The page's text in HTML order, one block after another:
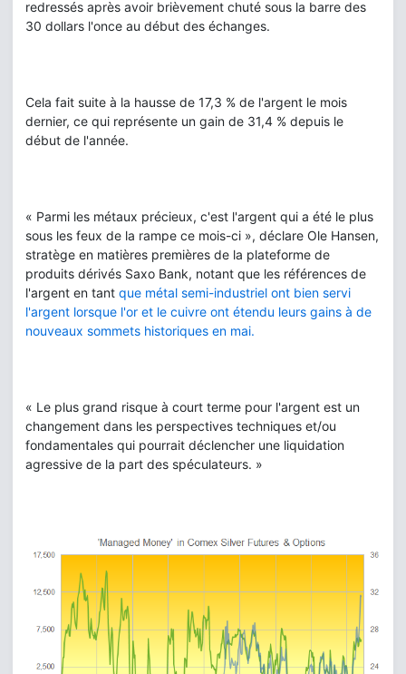
redressés après avoir brièvement chuté sous la barre des
30 dollars l'once au début des échanges.
Cela fait suite à la hausse de 17,3 % de l'argent le mois
dernier, ce qui représente un gain de 31,4 % depuis le
début de l'année.
« Parmi les métaux précieux, c'est l'argent qui a été le plus
sous les feux de la rampe ce mois-ci », déclare Ole Hansen,
stratège en matières premières de la plateforme de
produits dérivés Saxo Bank, notant que les références de
l'argent en tant que métal semi-industriel ont bien servi
l'argent lorsque l'or et le cuivre ont étendu leurs gains à de
nouveaux sommets historiques en mai.
« Le plus grand risque à court terme pour l'argent est un
changement dans les perspectives techniques et/ou
fondamentales qui pourrait déclencher une liquidation
agressive de la part des spéculateurs. »